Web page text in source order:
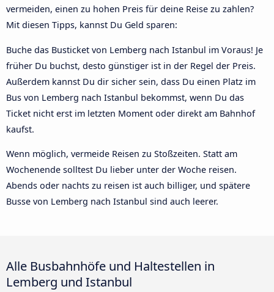
vermeiden, einen zu hohen Preis für deine Reise zu zahlen?
Mit diesen Tipps, kannst Du Geld sparen:
Buche das Busticket von Lemberg nach Istanbul im Voraus! Je
früher Du buchst, desto günstiger ist in der Regel der Preis.
Außerdem kannst Du dir sicher sein, dass Du einen Platz im
Bus von Lemberg nach Istanbul bekommst, wenn Du das
Ticket nicht erst im letzten Moment oder direkt am Bahnhof
kaufst.
Wenn möglich, vermeide Reisen zu Stoßzeiten. Statt am
Wochenende solltest Du lieber unter der Woche reisen.
Abends oder nachts zu reisen ist auch billiger, und spätere
Busse von Lemberg nach Istanbul sind auch leerer.
Alle Busbahnhöfe und Haltestellen in
Lemberg und Istanbul